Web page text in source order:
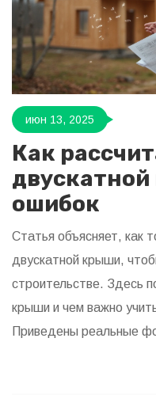
июн 13, 2025
Как
ошибок
Статья объясняет, как
двускатной крыши,
строительстве. Здесь
крыши и чем важно
Приведены реальные